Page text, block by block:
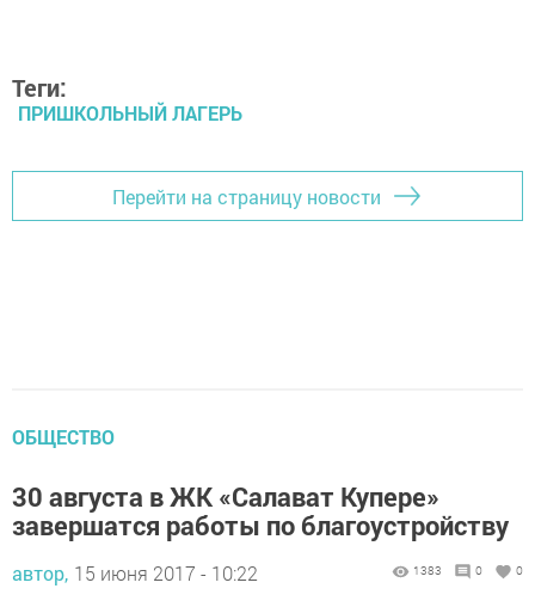
Теги:
ПРИШКОЛЬНЫЙ ЛАГЕРЬ
Перейти на страницу новости
ОБЩЕСТВО
30 августа в ЖК «Салават Купере»
завершатся работы по благоустройству
автор, 15 июня 2017 - 10:22 1383 0 0